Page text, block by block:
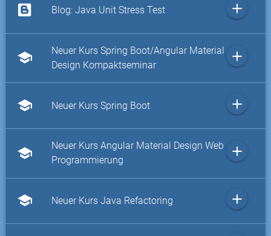
Blog: Java Unit Stress Test add
school
Neuer Kurs Spring Boot/Angular Material
Design Kompaktseminar
add
school Neuer Kurs Spring Boot add
school
Neuer Kurs Angular Material Design Web
Programmierung
add
school Neuer Kurs Java Refactoring add